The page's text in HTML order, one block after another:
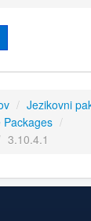
/ Jezikovni
/
3.10.4.1